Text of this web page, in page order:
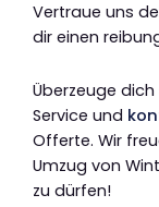
Vertraue uns
dir einen
Überzeuge
Service und
Offerte. Wir
Umzug von
zu dürfen!